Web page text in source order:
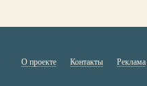
О проекте Контакты Реклама